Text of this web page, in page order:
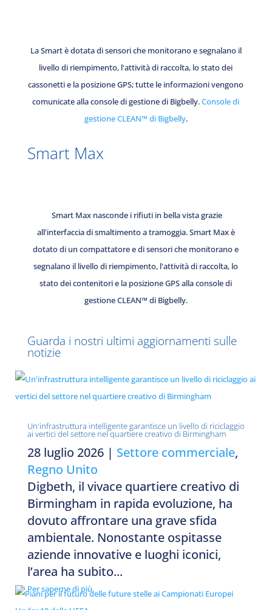
La Smart è dotata di sensori che monitorano e segnalano il
livello di riempimento, l'attività di raccolta, lo stato dei
cassonetti e la posizione GPS; tutte le informazioni vengono
comunicate alla console di gestione di Bigbelly.Console di
gestione CLEAN™ di Bigbelly.
Smart Max
Smart Max nasconde i rifiuti in bella vista grazie
all'interfaccia di smaltimento a tramoggia. Smart Max è
dotato di un compattatore e di sensori che monitorano e
segnalano il livello di riempimento, l'attività di raccolta, lo
stato dei contenitori e la posizione GPS alla console di
gestione CLEAN™ di Bigbelly.
Guarda i nostri ultimi aggiornamenti sulle
notizie
Un'infrastruttura intelligente garantisce un livello di riciclaggio
ai vertici del settore nel quartiere creativo di Birmingham
28 luglio 2026| Settore commerciale,
Regno Unito
Digbeth, il vivace quartiere creativo di
Birmingham in rapida evoluzione, ha
dovuto affrontare una grave sfida
ambientale. Nonostante ospitasse
aziende innovative e luoghi iconici,
l’area ha subito...
Per saperne di più